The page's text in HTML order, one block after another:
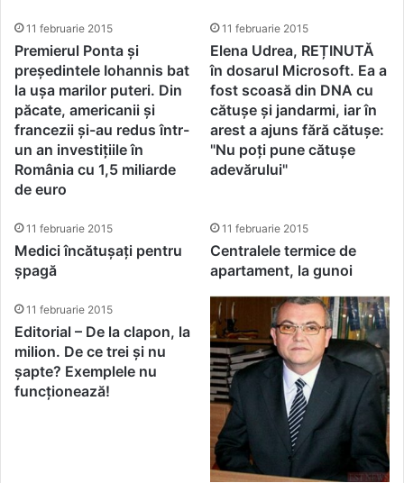
11 februarie 2015
Premierul Ponta și
președintele Iohannis bat
la ușa marilor puteri. Din
păcate, americanii și
francezii și-au redus într-
un an investițiile în
România cu 1,5 miliarde
de euro
11 februarie 2015
Elena Udrea, REȚINUTĂ
în dosarul Microsoft. Ea a
fost scoasă din DNA cu
cătușe și jandarmi, iar în
arest a ajuns fără cătușe:
"Nu poți pune cătușe
adevărului"
11 februarie 2015
Medici încătușați pentru
șpagă
11 februarie 2015
Centralele termice de
apartament, la gunoi
11 februarie 2015
Editorial – De la clapon, la
milion. De ce trei și nu
șapte? Exemplele nu
funcționează!